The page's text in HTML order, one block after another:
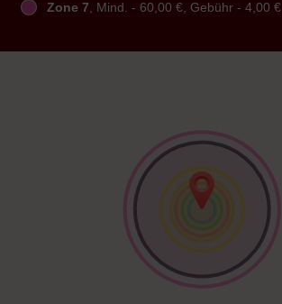
Zone 7, Mind. - 60,00 €, Gebühr - 4,00 €